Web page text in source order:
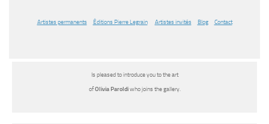
Artistes permanents Éditions Pierre Legrain Artistes invités Blog Contact
Is pleased to introduce you to the art
ofOlivia Paroldiwho joins the gallery.